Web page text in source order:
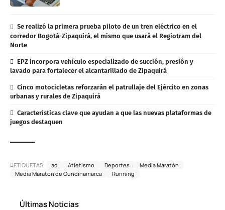
Se realizó la primera prueba piloto de un tren eléctrico en el
corredor Bogotá-Zipaquirá, el mismo que usará el Regiotram del
Norte
EPZ incorpora vehículo especializado de succión, presión y
lavado para fortalecer el alcantarillado de Zipaquirá
Cinco motocicletas reforzarán el patrullaje del Ejército en zonas
urbanas y rurales de Zipaquirá
Características clave que ayudan a que las nuevas plataformas de
juegos destaquen
ETIQUETAS: ad Atletismo Deportes
Media Maratón
Media Maratón de Cundinamarca
Running
Últimas Noticias